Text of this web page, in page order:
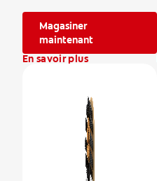
Magasiner
maintenant
En savoir plus